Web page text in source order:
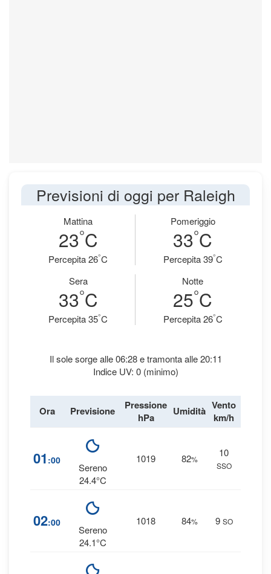
Previsioni di oggi per Raleigh
Mattina
23°C
Percepita 26°C
Pomeriggio
33°C
Percepita 39°C
Sera
33°C
Percepita 35°C
Notte
25°C
Percepita 26°C
Il sole sorge alle 06:28 e tramonta alle 20:11
Indice UV: 0 (minimo)
Ora Previsione
Pressione
hPa
Umidità Vento
km/h
01 :00
Sereno
24.4°C
1019 82%
10
SSO
02:00
Sereno
24.1°C
1018 84% 9 SO